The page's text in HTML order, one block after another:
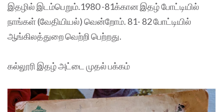
இதழில் இடம்பெறும்.1980 -81க்கான இதழ் போட்டியில்
நாங்கள் (வேதியியல்) வென்றோம். 81- 82 போட்டியில்
ஆங்கிலத்துறை வெற்றி பெற்றது.
கல்லூரி இதழ் அட்டை முதல் பக்கம்